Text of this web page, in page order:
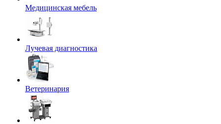
Медицинская мебель
Лучевая диагностика
Ветеринария